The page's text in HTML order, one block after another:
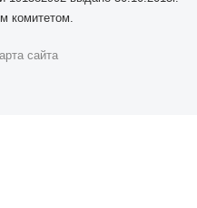
комитетом.
сайта